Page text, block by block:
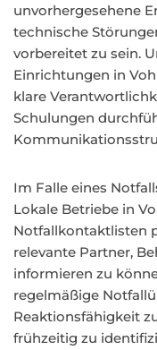
unvorhergesehene
technische
vorbereitet zu sein.
Einrichtungen in
klare
Schulungen
Im Falle eines
Lokale Betriebe in
Notfallkontaktlisten
relevante Partner,
informieren zu
regelmäßige
Reaktionsfähigkeit
frühzeitig zu